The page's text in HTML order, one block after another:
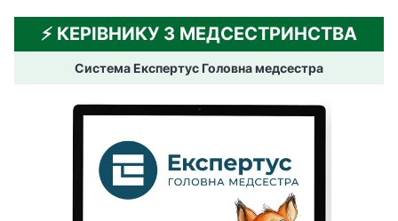
⚡️ КЕРІВНИКУ З МЕДСЕСТРИНСТВА
Система Експертус Головна медсестра